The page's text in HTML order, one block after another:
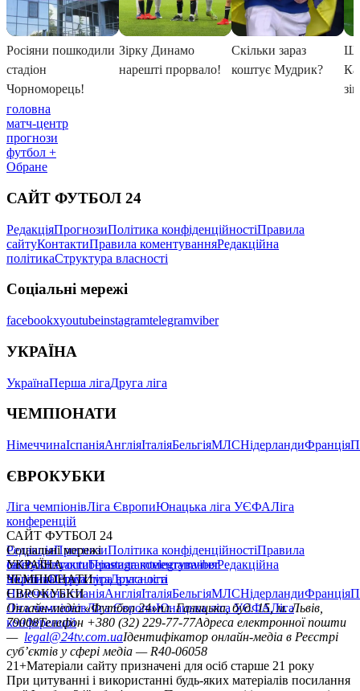
головна
матч-центр
прогнози
футбол +
Обране
САЙТ ФУТБОЛ 24
РедакціяПрогнозиПолітика конфіденційностіПравила
сайтуКонтактиПравила коментуванняРедакційна
політикаСтруктура власності
Соціальні мережі
facebookxyoutubeinstagramtelegramviber
УКРАЇНА
УкраїнаПерша лігаДруга ліга
ЧЕМПІОНАТИ
НімеччинаІспаніяАнгліяІталіяБельгіяМЛСНідерландиФранція
ЄВРОКУБКИ
Ліга чемпіонівЛіга ЄвропиЮнацька ліга УЄФАЛіга
конференцій
САЙТ ФУТБОЛ 24
РедакціяПрогнозиПолітика конфіденційностіПравила
сайтуКонтактиПравила коментуванняРедакційна
політикаСтруктура власності
Соціальні мережі
facebookxyoutubeinstagramtelegramviber
УКРАЇНА
УкраїнаПерша лігаДруга ліга
ЧЕМПІОНАТИ
НімеччинаІспаніяАнгліяІталіяБельгіяМЛСНідерландиФранція
ЄВРОКУБКИ
Ліга чемпіонівЛіга ЄвропиЮнацька ліга УЄФАЛіга
конференцій
Онлайн-медіа «Футбол 24»пл. Галицька, буд. 15, м. Львів,
79008Телефон +380 (32) 229-77-77Адреса електронної пошти
— legal@24tv.com.uaІдентифікатор онлайн-медіа в Реєстрі
суб’єктів у сфері медіа — R40-06058
21+Матеріали сайту призначені для осіб старше 21 року
При цитуванні і використанні будь-яких матеріалів посилання